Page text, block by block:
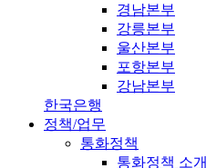
경남본부
강릉본부
울산본부
포항본부
강남본부
한국은행
정책/업무
통화정책
통화정책 소개